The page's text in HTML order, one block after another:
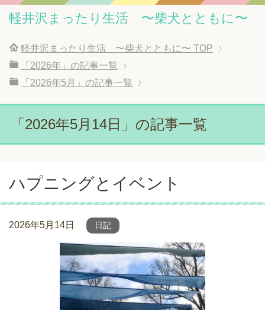
軽井沢まったり生活 〜柴犬とともに〜
軽井沢まったり生活 〜柴犬とともに〜 TOP
「2026年」の記事一覧
「2026年5月」の記事一覧
「2026年5月14日」の記事一覧
ハプニングとイベント
2026年5月14日 日記